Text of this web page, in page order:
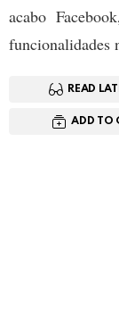
acabo
funcionalidades
READ
ADD TO